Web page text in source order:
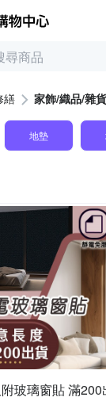
Yahoo購
繕 家飾/織品/雜貨
地墊
玻璃窗貼 滿200